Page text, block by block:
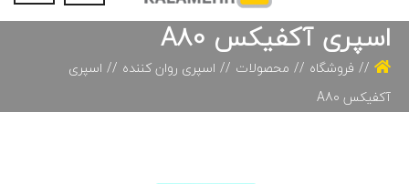
اسپری آکفیکس A80
فروشگاه محصولات اسپری روان کننده
اسپری
آکفیکس A80